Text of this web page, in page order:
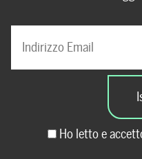
Ho letto e